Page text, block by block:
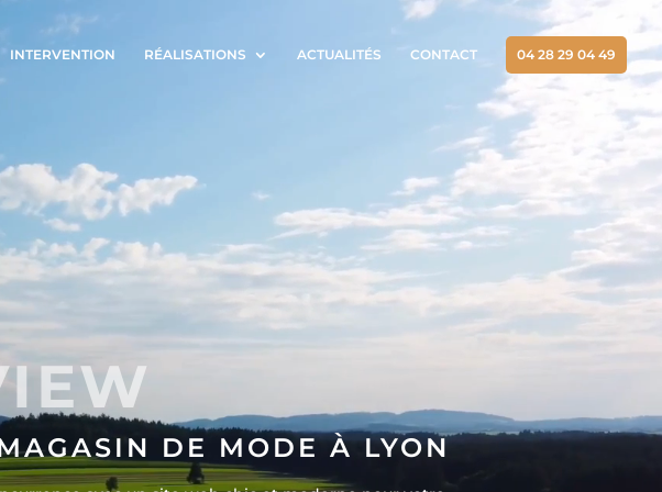
INTERVENTION RÉALISATIONS ACTUALITÉS CONTACT 04 28 29 04 49
DE MODE À LYON